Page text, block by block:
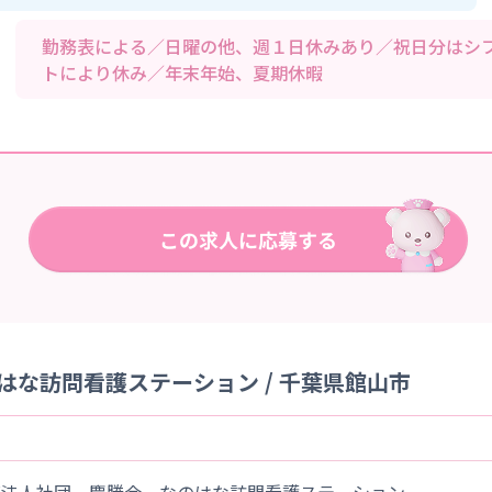
勤務表による／日曜の他、週１日休みあり／祝日分はシ
トにより休み／年末年始、夏期休暇
な訪問看護ステーション / 千葉県館山市